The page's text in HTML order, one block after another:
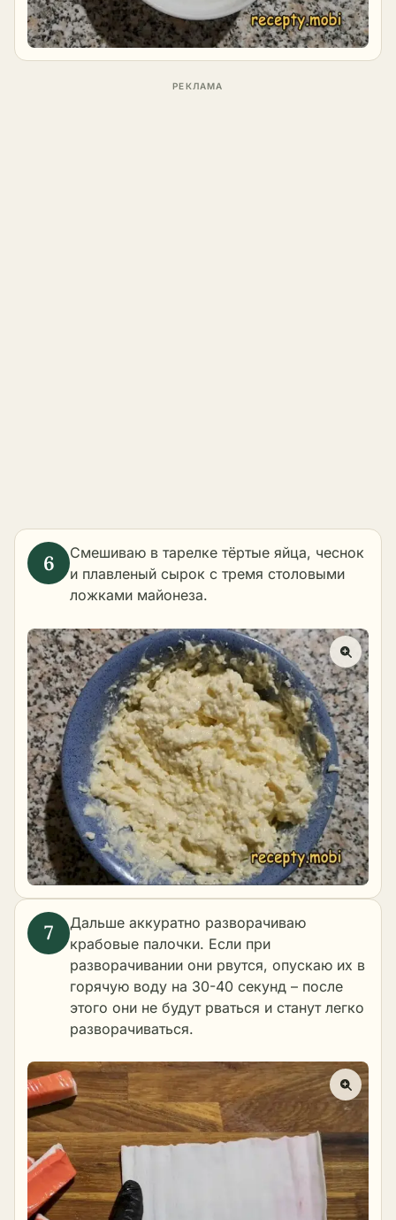
Смешиваю в тарелке тёртые яйца, чеснок
и плавленый сырок с тремя столовыми
ложками майонеза.
Дальше аккуратно разворачиваю
крабовые палочки. Если при
разворачивании они рвутся, опускаю их в
горячую воду на 30-40 секунд – после
этого они не будут рваться и станут легко
разворачиваться.